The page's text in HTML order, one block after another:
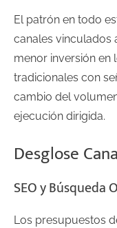
El patrón en todo
canales vinculados
menor inversión en
tradicionales con
cambio del
ejecución dirigida.
Desglose
SEO y Búsqueda
Los presupuestos